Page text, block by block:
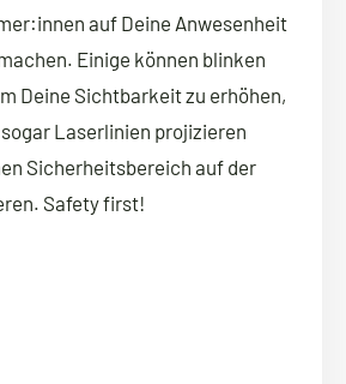
auf Deine Anwesenheit
Einige können blinken
Deine Sichtbarkeit zu erhöhen,
Laserlinien projizieren
Sicherheitsbereich auf der
Safety first!